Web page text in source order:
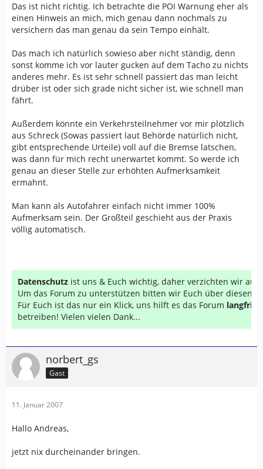
Das ist nicht richtig. Ich betrachte die POI Warnung eher als
einen Hinweis an mich, mich genau dann nochmals zu
versichern das man genau da sein Tempo einhält.
Das mach ich natürlich sowieso aber nicht ständig, denn
sonst komme ich vor lauter gucken auf dem Tacho zu nichts
anderes mehr. Es ist sehr schnell passiert das man leicht
drüber ist oder sich grade nicht sicher ist, wie schnell man
fährt.
Außerdem könnte ein Verkehrsteilnehmer vor mir plötzlich
aus Schreck (Sowas passiert laut Behörde natürlich nicht,
gibt entsprechende Urteile) voll auf die Bremse latschen,
was dann für mich recht unerwartet kommt. So werde ich
genau an dieser Stelle zur erhöhten Aufmerksamkeit
ermahnt.
Man kann als Autofahrer einfach nicht immer 100%
Aufmerksam sein. Der Großteil geschieht aus der Praxis
völlig automatisch.
Datenschutz ist uns & Euch wichtig, daher verzichten wir auf
Um das Forum zu unterstützen bitten wir Euch über diesen
Für Euch ist das nur ein Klick, uns hilft es das Forum
betreiben! Vielen vielen Dank...
norbert_gs
Gast
11. Januar 2007
Hallo Andreas,
jetzt nix durcheinander bringen.